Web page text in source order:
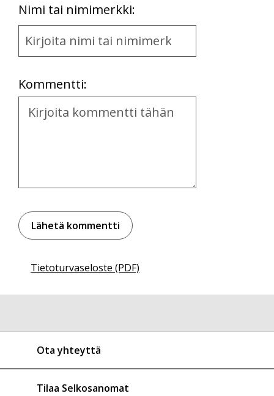
Nimi tai nimimerkki:
Name
and
Kommentti:
Kommentti
Tietoturvaseloste (PDF)
Ota yhteyttä
Tilaa Selkosanomat